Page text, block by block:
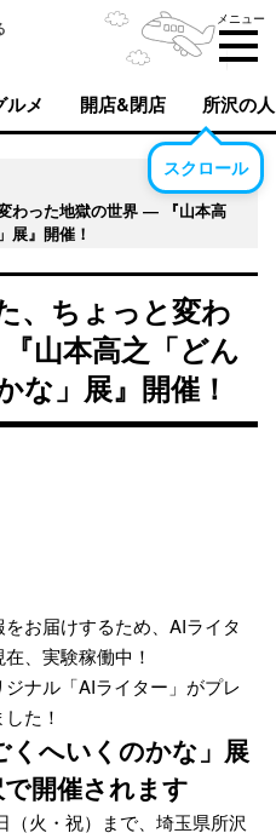
メニュー
ルメ 開店&閉店 所沢の人
スクロール
わった地獄の世界 ― 『山本高
展』開催！
、ちょっと変わ
山本高之「どん
な」展』開催！
お届けするため、AIライタ
、実験稼働中！
ナル「AIライター」がプレ
た！
くへいくのかな」展
開催されます
（火・祝）まで、埼玉県所沢